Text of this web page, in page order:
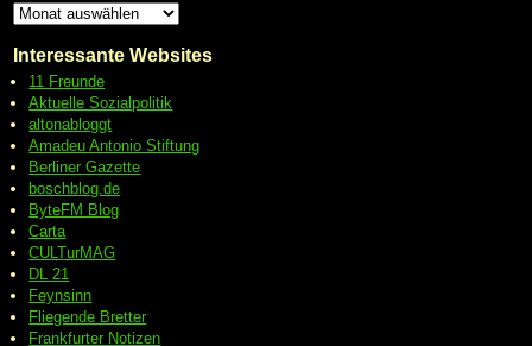
Interessante Websites
11 Freunde
Aktuelle Sozialpolitik
altonabloggt
Amadeu Antonio Stiftung
Berliner Gazette
boschblog.de
ByteFM Blog
Carta
CULTurMAG
DL 21
Feynsinn
Fliegende Bretter
Frankfurter Notizen